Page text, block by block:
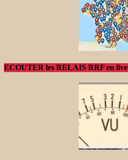
ECOUTER les RELAIS RRF en live